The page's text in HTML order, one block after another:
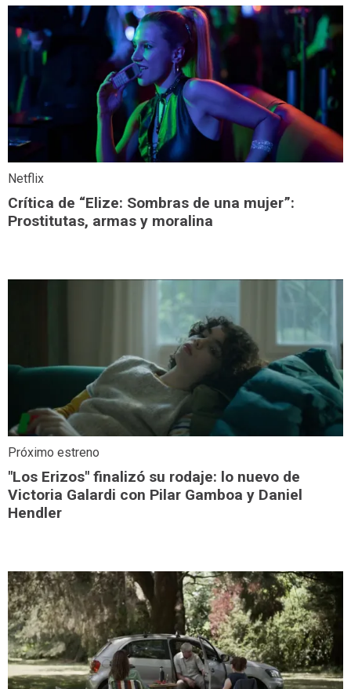
Netflix
Crítica de “Elize: Sombras de una mujer”:
Prostitutas, armas y moralina
Próximo estreno
"Los Erizos" finalizó su rodaje: lo nuevo de
Victoria Galardi con Pilar Gamboa y Daniel
Hendler